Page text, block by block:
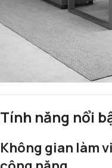
Tính năng nổi
Không gian làm